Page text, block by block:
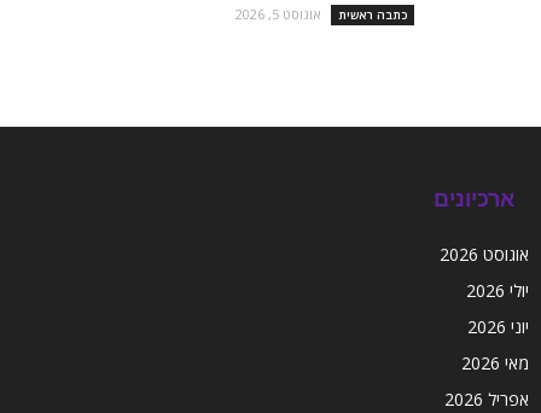
כתבה ראשית אוגוסט 5, 2026
ארכיונים
אוגוסט 2026
יולי 2026
יוני 2026
מאי 2026
אפריל 2026